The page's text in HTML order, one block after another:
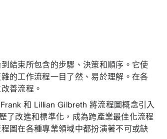
結束所包含的步驟、決策和順序。它使
的工作流程一目了然、易於理解。在各
善流程。
和 Lillian Gilbreth 將流程圖概念引入
了改進和標準化，成為跨產業最佳化流程
圖在各種專業領域中都扮演著不可或缺